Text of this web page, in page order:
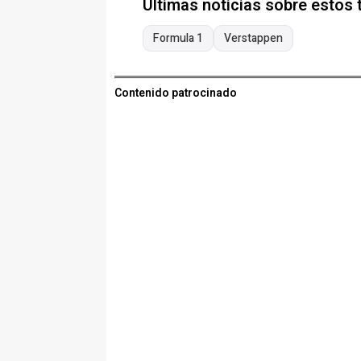
Últimas noticias sobre estos
Formula 1 Verstappen
Contenido patrocinado